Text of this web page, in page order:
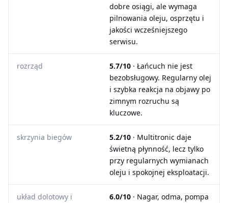
dobre osiągi, ale wymaga
pilnowania oleju, osprzętu i
jakości wcześniejszego
serwisu.
rozrząd 5.7/10 · Łańcuch nie jest
bezobsługowy. Regularny olej
i szybka reakcja na objawy po
zimnym rozruchu są
kluczowe.
skrzynia biegów 5.2/10 · Multitronic daje
świetną płynność, lecz tylko
przy regularnych wymianach
oleju i spokojnej eksploatacji.
układ dolotowy i
6.0/10 · Nagar, odma, pompa